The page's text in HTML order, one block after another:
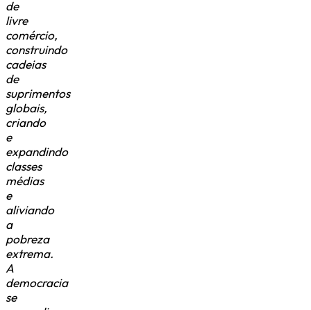
de
livre
comércio,
construindo
cadeias
de
suprimentos
globais,
criando
e
expandindo
classes
médias
e
aliviando
a
pobreza
extrema.
A
democracia
se